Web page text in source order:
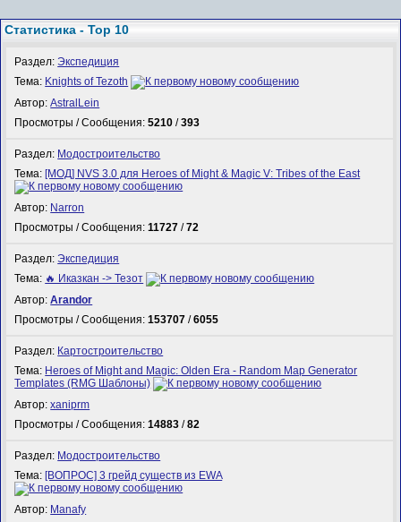
Статистика - Top 10
Раздел:Экспедиция
Тема: Knights of Tezoth
Автор:AstralLein
Просмотры / Сообщения:5210 /393
Раздел: Модостроительство
Тема: [МОД] NVS 3.0 для Heroes of Might & Magic V: Tribes of the East
Автор: Narron
Просмотры / Сообщения:11727 /72
Раздел:Экспедиция
Тема: 🔥 Иказкан -> Тезот
Автор:Arandor
Просмотры / Сообщения:153707 /6055
Раздел: Картостроительство
Тема: Heroes of Might and Magic: Olden Era - Random Map Generator
Templates (RMG Шаблоны)
Автор:xaniprm
Просмотры / Сообщения:14883 /82
Раздел: Модостроительство
Тема: [ВОПРОС] 3 грейд существ из EWA
Автор: Manafy